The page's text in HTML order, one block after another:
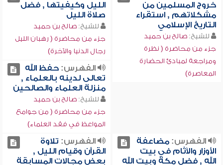
خروج المسلمين من
مشكلاتهم , استقراء
التاريخ الإسلامي
للشيخ:صالح بن حميد
جزء من محاضرة ( نظرة
ومراجعة لمبادئ الحضارة
المعاصرة)
الليل وكيفيتها , فضل
صلاة الليل
للشيخ:صالح بن حميد
جزء من محاضرة ( رهبان الليل
رجال الدنيا والآخرة)
الفهرس:حفظ الله
تعالى لدينه بالعلماء ,
منزلة العلماء والصالحين
للشيخ:صالح بن حميد
جزء من محاضرة ( من جوامع
المواعظ في فقد العلماء)
الفهرس:مضاعفة
الأوزار والآثام في بيت
الله , فضل مكة وبيت الله
الفهرس: تلاوة
القرآن وقيام الليل ,
بعض مجالات المسابقة